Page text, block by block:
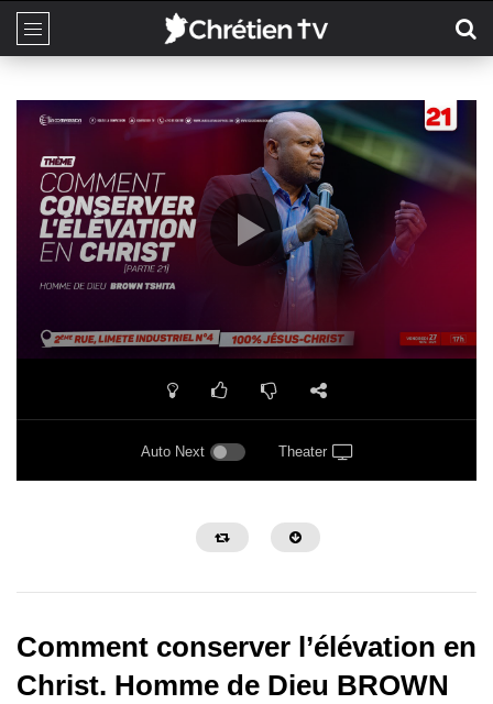
Auto Next Theater
Comment conserver l’élévation en
Christ. Homme de Dieu BROWN